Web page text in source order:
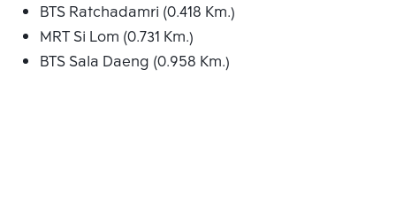
BTS Ratchadamri (0.418 Km.)
MRT Si Lom (0.731 Km.)
BTS Sala Daeng (0.958 Km.)